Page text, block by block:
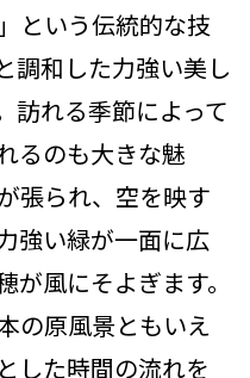
という伝統的な技
調和した力強い美し
訪れる季節によって
るのも大きな魅
張られ、空を映す
強い緑が一面に広
風にそよぎます。
の原風景ともいえ
した時間の流れを